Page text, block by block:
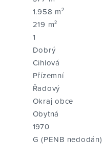
1.958 m²
219 m²
1
Dobrý
Cihlová
Přízemní
Řadový
Okraj obce
Obytná
1970
G (PENB nedodán)